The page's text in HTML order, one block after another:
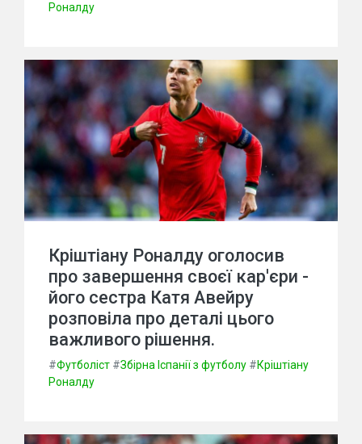
Роналду
Кріштіану Роналду оголосив
про завершення своєї кар'єри -
його сестра Катя Авейру
розповіла про деталі цього
важливого рішення.
#Футболіст #Збірна Іспанії з футболу #Кріштіану
Роналду